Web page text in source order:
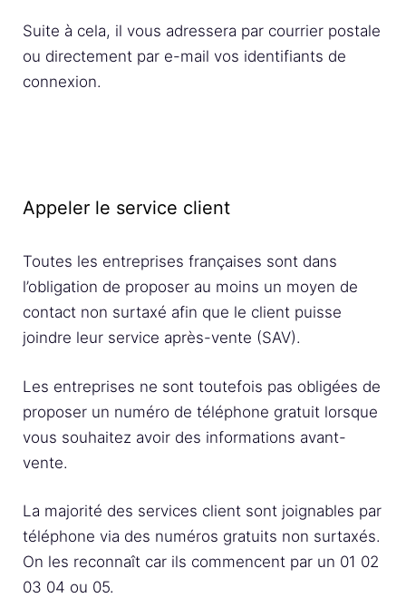
Suite à cela, il vous adressera par courrier postale
ou directement par e-mail vos identifiants de
connexion.
Appeler le service client
Toutes les entreprises françaises sont dans
l’obligation de proposer au moins un moyen de
contact non surtaxé afin que le client puisse
joindre leur service après-vente (SAV).
Les entreprises ne sont toutefois pas obligées de
proposer un numéro de téléphone gratuit lorsque
vous souhaitez avoir des informations avant-
vente.
La majorité des services client sont joignables par
téléphone via des numéros gratuits non surtaxés.
On les reconnaît car ils commencent par un 01 02
03 04 ou 05.